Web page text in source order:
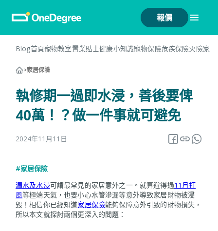
報價
Blog首頁寵物教室置業貼士健康小知識寵物保險危疾保險火險家
>家居保險
執修期一過即水浸，善後要俾
40萬！？做一件事就可避免
2024年11月11日
#家居保險
漏水及水浸可謂最常見的家居意外之一。就算避得過11月打
風等極端天氣，也要小心水管滲漏等意外導致家居財物被浸
毀！相信你已經知道家居保險能夠保障意外引致的財物損失，
所以本文就探討兩個更深入的問題：